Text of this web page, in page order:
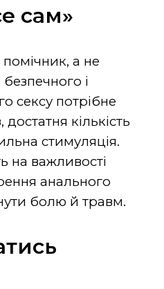
сам»
а не
і
сексу потрібне
кількість
стимуляція.
на важливості
анального
болю й травм.